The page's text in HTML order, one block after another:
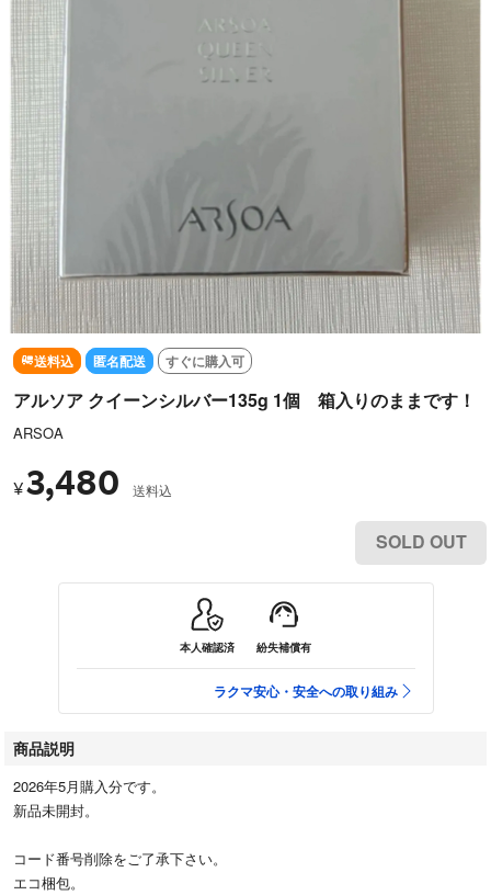
送料込 匿名配送 すぐに購入可
アルソア クイーンシルバー135g 1個 箱入りのままです！
ARSOA
¥3,480 送料込
SOLD OUT
本人確認済 紛失補償有
ラクマ安心・安全への取り組み
商品説明
2026年5月購入分です。
新品未開封。
コード番号削除をご了承下さい。
エコ梱包。